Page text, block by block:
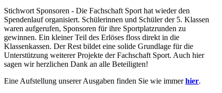
Stichwort Sponsoren - Die Fachschaft Sport hat wieder den
Spendenlauf organisiert. Schülerinnen und Schüler der 5. Klassen
waren aufgerufen, Sponsoren für ihre Sportplatzrunden zu
gewinnen. Ein kleiner Teil des Erlöses floss direkt in die
Klassenkassen. Der Rest bildet eine solide Grundlage für die
Unterstützung weiterer Projekte der Fachschaft Sport. Auch hier
sagen wir herzlichen Dank an alle Beteiligten!
Eine Aufstellung unserer Ausgaben finden Sie wie immerhier.